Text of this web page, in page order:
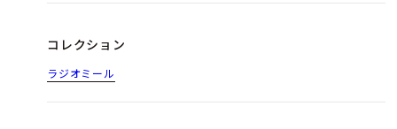
コレクション
ラジオミール